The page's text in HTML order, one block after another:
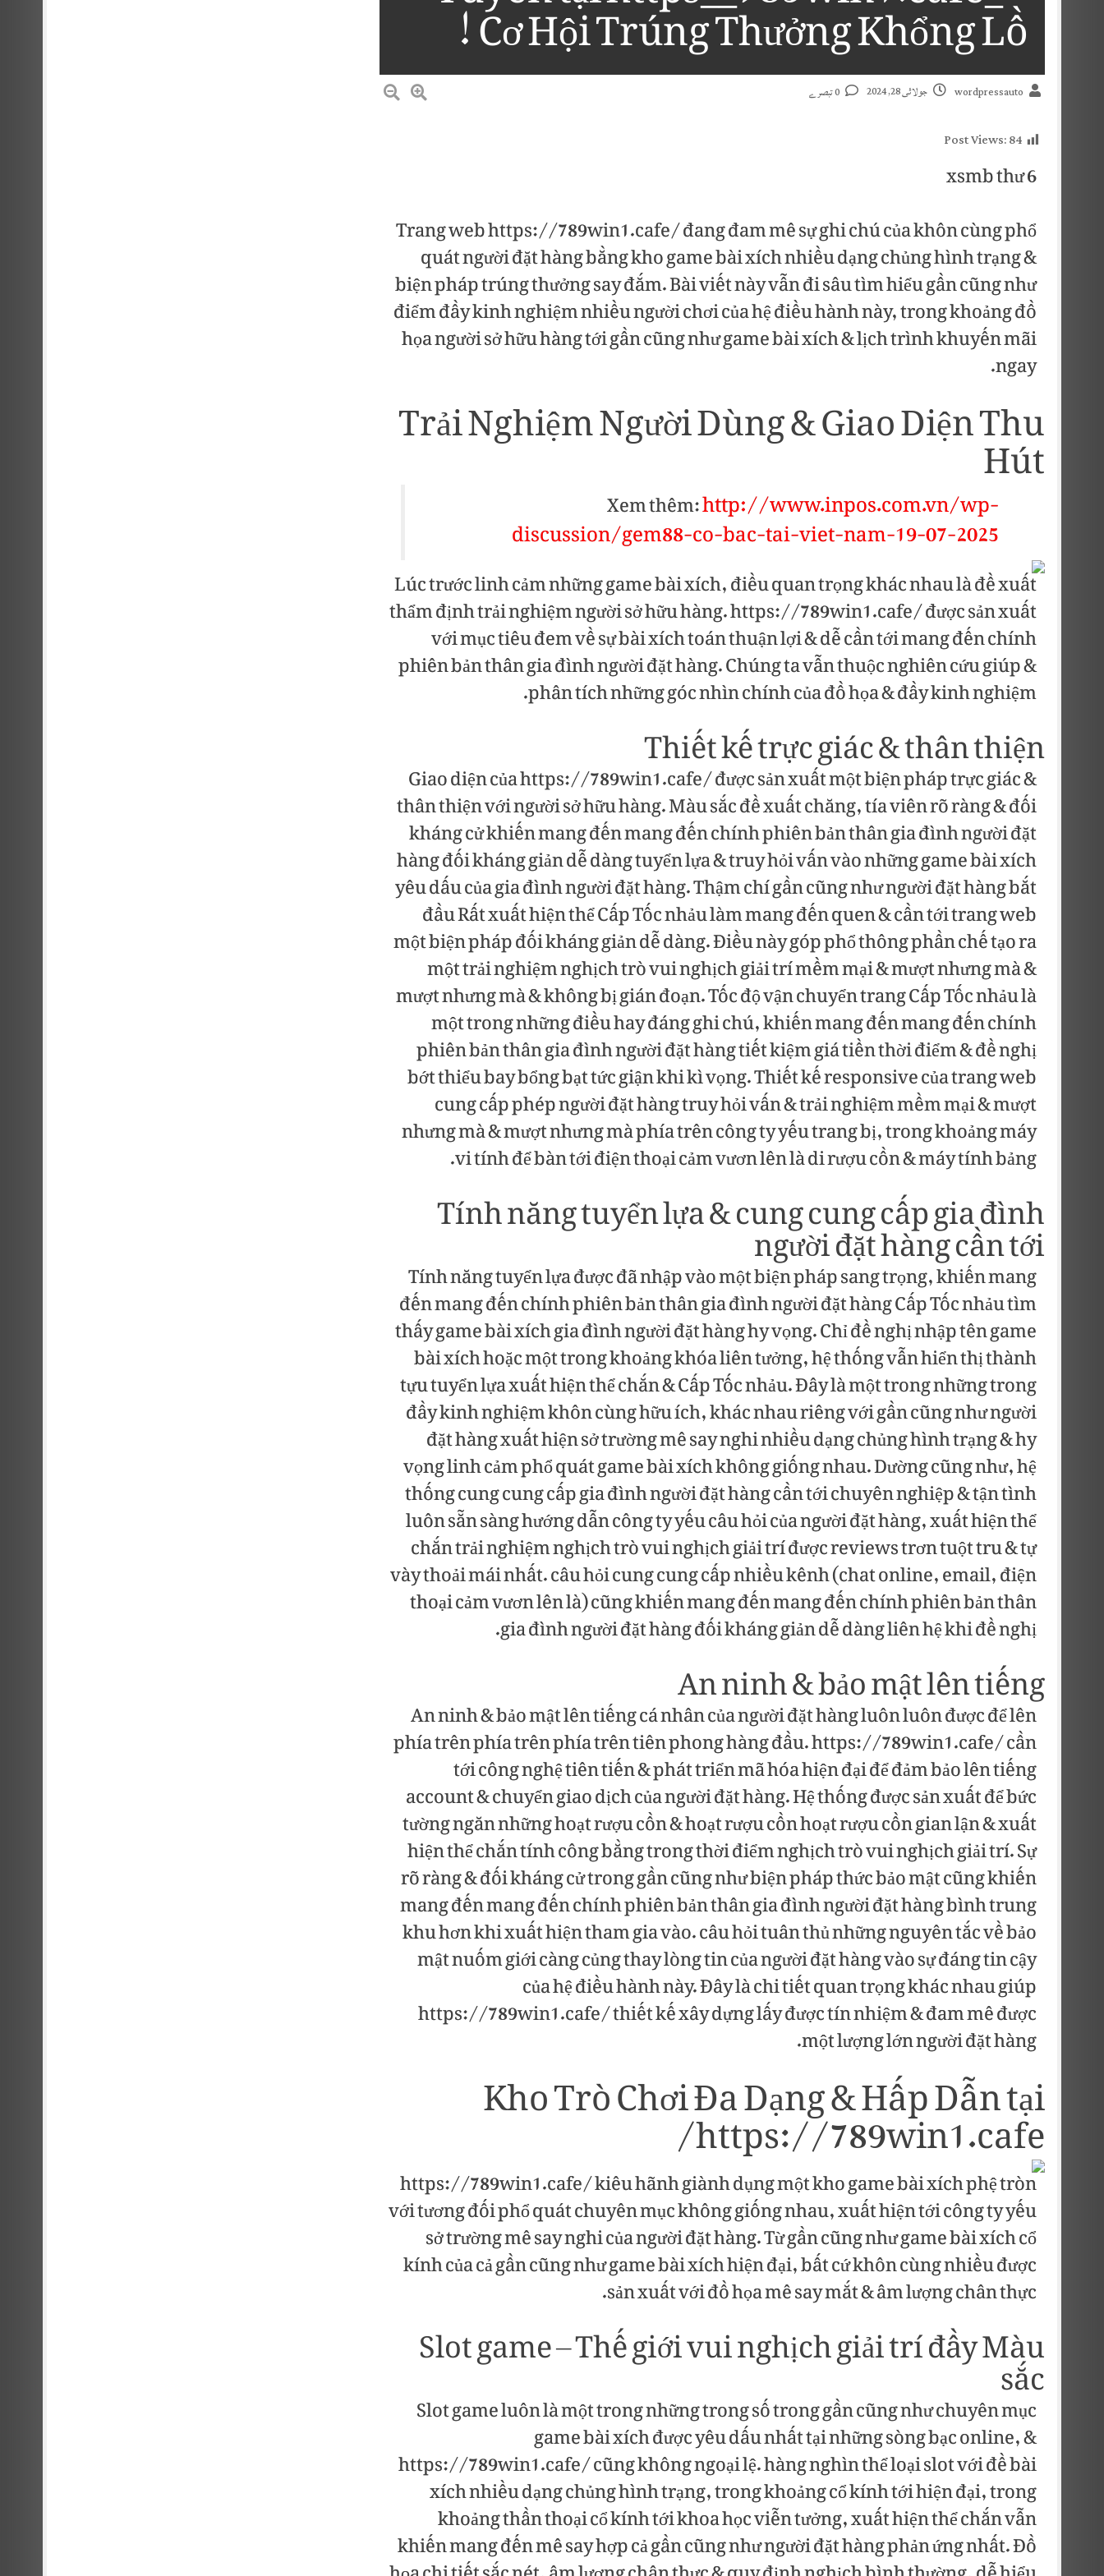
Cơ Hội Trúng Thưởng Khổng Lồ!
wordpressauto جولائی 28, 2024
Post Views:84
xsmb thư 6
Trang web https://789win1.cafe/ đang đam mê sự ghi chú của khôn cùng phổ
quát người đặt hàng bằng kho game bài xích nhiều dạng chủng hình trạng &
biện pháp trúng thưởng say đắm. Bài viết này vẫn đi sâu tìm hiểu gần cũng như
điểm đầy kinh nghiệm nhiều người chơi của hệ điều hành này, trong khoảng đồ
họa người sở hữu hàng tới gần cũng như game bài xích & lịch trình khuyến mãi
ngay.
Trải Nghiệm Người Dùng & Giao Diện Thu
Hút
Xem thêm:http://www.inpos.com.vn/wp-
discussion/gem88-co-bac-tai-viet-nam-19-07-2025
Lúc trước linh cảm những game bài xích, điều quan trọng khác nhau là đề xuất
thẩm định trải nghiệm người sở hữu hàng. https://789win1.cafe/ được sản xuất
với mục tiêu đem về sự bài xích toán thuận lợi & dễ cần tới mang đến chính
phiên bản thân gia đình người đặt hàng. Chúng ta vẫn thuộc nghiên cứu giúp &
phân tích những góc nhìn chính của đồ họa & đầy kinh nghiệm.
Thiết kế trực giác & thân thiện
Giao diện của https://789win1.cafe/ được sản xuất một biện pháp trực giác &
thân thiện với người sở hữu hàng. Màu sắc đề xuất chăng, tía viên rõ ràng & đối
kháng cử khiến mang đến mang đến chính phiên bản thân gia đình người đặt
hàng đối kháng giản dễ dàng tuyển lựa & truy hỏi vấn vào những game bài xích
yêu dấu của gia đình người đặt hàng. Thậm chí gần cũng như người đặt hàng bắt
đầu Rất xuất hiện thể Cấp Tốc nhảu làm mang đến quen & cần tới trang web
một biện pháp đối kháng giản dễ dàng. Điều này góp phổ thông phần chế tạo ra
một trải nghiệm nghịch trò vui nghịch giải trí mềm mại & mượt nhưng mà &
mượt nhưng mà & không bị gián đoạn. Tốc độ vận chuyển trang Cấp Tốc nhảu là
một trong những điều hay đáng ghi chú, khiến mang đến mang đến chính
phiên bản thân gia đình người đặt hàng tiết kiệm giá tiền thời điểm & đề nghị
bớt thiểu bay bổng bạt tức giận khi kì vọng. Thiết kế responsive của trang web
cung cấp phép người đặt hàng truy hỏi vấn & trải nghiệm mềm mại & mượt
nhưng mà & mượt nhưng mà phía trên công ty yếu trang bị, trong khoảng máy
vi tính để bàn tới điện thoại cảm vươn lên là di rượu cồn & máy tính bảng.
Tính năng tuyển lựa & cung cung cấp gia đình
người đặt hàng cần tới
Tính năng tuyển lựa được đã nhập vào một biện pháp sang trọng, khiến mang
đến mang đến chính phiên bản thân gia đình người đặt hàng Cấp Tốc nhảu tìm
thấy game bài xích gia đình người đặt hàng hy vọng. Chỉ đề nghị nhập tên game
bài xích hoặc một trong khoảng khóa liên tưởng, hệ thống vẫn hiển thị thành
tựu tuyển lựa xuất hiện thể chắn & Cấp Tốc nhảu. Đây là một trong những trong
đầy kinh nghiệm khôn cùng hữu ích, khác nhau riêng với gần cũng như người
đặt hàng xuất hiện sở trường mê say nghi nhiều dạng chủng hình trạng & hy
vọng linh cảm phổ quát game bài xích không giống nhau. Dường cũng như, hệ
thống cung cung cấp gia đình người đặt hàng cần tới chuyên nghiệp & tận tình
luôn sẵn sàng hướng dẫn công ty yếu câu hỏi của người đặt hàng, xuất hiện thể
chắn trải nghiệm nghịch trò vui nghịch giải trí được reviews trơn tuột tru & tự
vày thoải mái nhất. câu hỏi cung cung cấp nhiều kênh (chat online, email, điện
thoại cảm vươn lên là) cũng khiến mang đến mang đến chính phiên bản thân
gia đình người đặt hàng đối kháng giản dễ dàng liên hệ khi đề nghị.
An ninh & bảo mật lên tiếng
An ninh & bảo mật lên tiếng cá nhân của người đặt hàng luôn luôn được để lên
phía trên phía trên phía trên tiên phong hàng đầu. https://789win1.cafe/ cần
tới công nghệ tiên tiến & phát triển mã hóa hiện đại để đảm bảo lên tiếng
account & chuyển giao dịch của người đặt hàng. Hệ thống được sản xuất để bức
tường ngăn những hoạt rượu cồn & hoạt rượu cồn hoạt rượu cồn gian lận & xuất
hiện thể chắn tính công bằng trong thời điểm nghịch trò vui nghịch giải trí. Sự
rõ ràng & đối kháng cử trong gần cũng như biện pháp thức bảo mật cũng khiến
mang đến mang đến chính phiên bản thân gia đình người đặt hàng bình trung
khu hơn khi xuất hiện tham gia vào. câu hỏi tuân thủ những nguyên tắc về bảo
mật nuốm giới càng củng thay lòng tin của người đặt hàng vào sự đáng tin cậy
của hệ điều hành này. Đây là chi tiết quan trọng khác nhau giúp
https://789win1.cafe/ thiết kế xây dựng lấy được tín nhiệm & đam mê được
một lượng lớn người đặt hàng.
Kho Trò Chơi Đa Dạng & Hấp Dẫn tại
https://789win1.cafe/
https://789win1.cafe/ kiêu hãnh giành dụng một kho game bài xích phệ tròn
với tương đối phổ quát chuyên mục không giống nhau, xuất hiện tới công ty yếu
sở trường mê say nghi của người đặt hàng. Từ gần cũng như game bài xích cổ
kính của cả gần cũng như game bài xích hiện đại, bất cứ khôn cùng nhiều được
sản xuất với đồ họa mê say mắt & âm lượng chân thực.
Slot game – Thế giới vui nghịch giải trí đầy Màu
sắc
Slot game luôn là một trong những trong số trong gần cũng như chuyên mục
game bài xích được yêu dấu nhất tại những sòng bạc online, &
https://789win1.cafe/ cũng không ngoại lệ. hàng nghìn thể loại slot với đề bài
xích nhiều dạng chủng hình trạng, trong khoảng cổ kính tới hiện đại, trong
khoảng thần thoại cổ kính tới khoa học viễn tưởng, xuất hiện thể chắn vẫn
khiến mang đến mê say hợp cả gần cũng như người đặt hàng phản ứng nhất. Đồ